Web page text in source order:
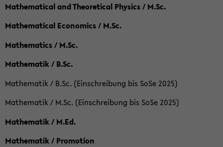
Mathematical and Theoretical Physics / M.Sc.
Mathematical Economics / M.Sc.
Mathematics / M.Sc.
Mathematik / B.Sc.
Mathematik / B.Sc. (Einschreibung bis SoSe 2025)
Mathematik / M.Sc. (Einschreibung bis SoSe 2025)
Mathematik / M.Ed.
Mathematik / Promotion